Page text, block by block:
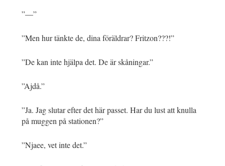
”—”
”Men hur tänkte de, dina föräldrar? Fritzon???!”
”De kan inte hjälpa det. De är skåningar.”
”Ajdå.”
”Ja. Jag slutar efter det här passet. Har du lust att knulla
på muggen på stationen?”
”Njaee, vet inte det.”